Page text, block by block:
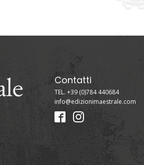
Contatti
TEL. +39 (0)784 440684
info@edizionimaestrale.com